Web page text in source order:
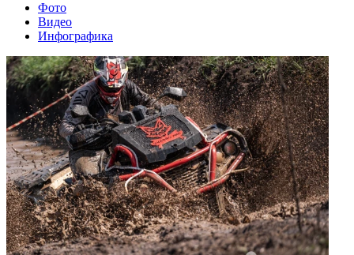
Фото
Видео
Инфографика